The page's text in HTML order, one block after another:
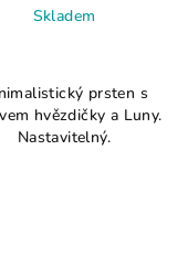
Skladem
prsten s
hvězdičky a Luny.
Nastavitelný.